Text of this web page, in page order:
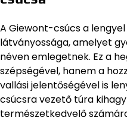
A Giewont-csúcs a
látványossága, amelyet
néven emlegetnek. Ez a
szépségével, hanem a
vallási jelentőségével is
csúcsra vezető túra
természetkedvelő